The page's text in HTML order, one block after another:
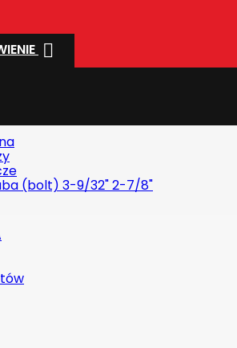

(bolt) 3-9/32" 2-7/8"